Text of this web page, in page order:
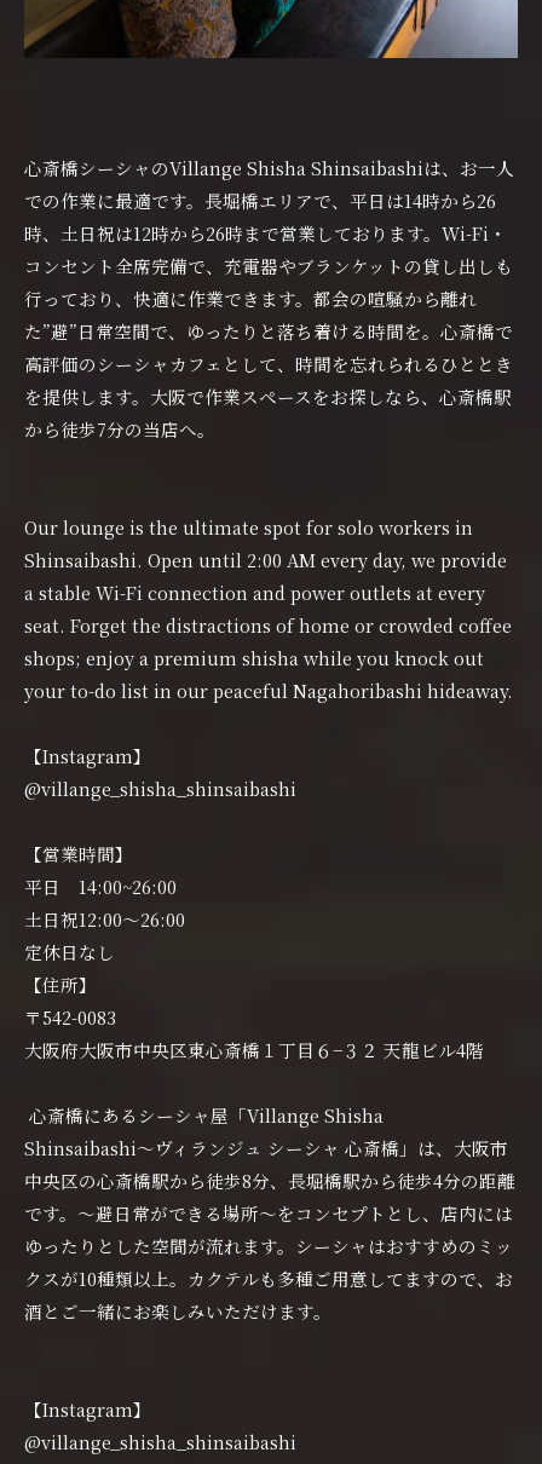
心斎橋シーシャのVillange Shisha Shinsaibashiは、お一人
での作業に最適です。長堀橋エリアで、平日は14時から26
時、土日祝は12時から26時まで営業しております。Wi-Fi・
コンセント全席完備で、充電器やブランケットの貸し出しも
行っており、快適に作業できます。都会の喧騒から離れ
た”避”日常空間で、ゆったりと落ち着ける時間を。心斎橋で
高評価のシーシャカフェとして、時間を忘れられるひととき
を提供します。大阪で作業スペースをお探しなら、心斎橋駅
から徒歩7分の当店へ。
Our lounge is the ultimate spot for solo workers in
Shinsaibashi. Open until 2:00 AM every day, we provide
a stable Wi-Fi connection and power outlets at every
seat. Forget the distractions of home or crowded coffee
shops; enjoy a premium shisha while you knock out
your to-do list in our peaceful Nagahoribashi hideaway.
【Instagram】
@villange_shisha_shinsaibashi
【営業時間】
平日 14:00~26:00
土日祝12:00〜26:00
定休日なし
【住所】
〒542-0083
大阪府大阪市中央区東心斎橋１丁目６−３２ 天龍ビル4階
心斎橋にあるシーシャ屋「Villange Shisha
Shinsaibashi〜ヴィランジュ シーシャ 心斎橋」は、大阪市
中央区の心斎橋駅から徒歩8分、長堀橋駅から徒歩4分の距離
です。〜避日常ができる場所〜をコンセプトとし、店内には
ゆったりとした空間が流れます。シーシャはおすすめのミッ
クスが10種類以上。カクテルも多種ご用意してますので、お
酒とご一緒にお楽しみいただけます。
【Instagram】
@villange_shisha_shinsaibashi